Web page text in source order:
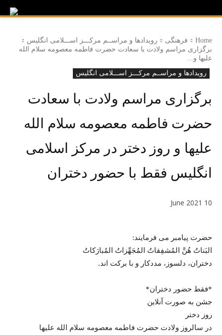
Home فرهنگی
رویدادها و مراســم مرکـــز اســـلامی انگلیس
برگزاری مراسم ولادت با سعادت حضرت فاطمه معصومه سلام الله
علیها و...
رویدادها و مراســم مرکـــز اســـلامی انگلیس
برگزاری مراسم ولادت با سعادت
حضرت فاطمه معصومه سلام الله
علیها و روز دختر در مرکز اسلامی
انگلیس فقط با حضور دختران
10 June 2021
حضرت پیامبر می فرمایند:
البَناتُ هُنَّ المُشفِقاتُ المُجَهِّزاتُ المُبارَكاتُ
دختران، دلسوز، مددکار و با برکت اند.
*فقط حضور دختران*
جشن به صورت آنلاین
روز دختر
در سالروز ولادت حضرت فاطمه معصومه سلام الله علیها